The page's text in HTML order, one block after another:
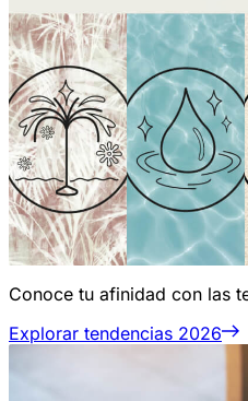
Conoce tu afinidad con las
Explorar tendencias 2026